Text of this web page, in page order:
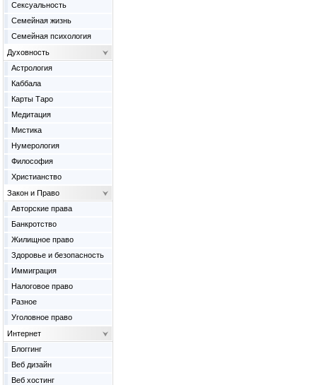
Сексуальность
Семейная жизнь
Семейная психология
Духовность
Астрология
Каббала
Карты Таро
Медитация
Мистика
Нумерология
Философия
Христианство
Закон и Право
Авторские права
Банкротство
Жилищное право
Здоровье и безопасность
Иммиграция
Налоговое право
Разное
Уголовное право
Интернет
Блоггинг
Веб дизайн
Веб хостинг